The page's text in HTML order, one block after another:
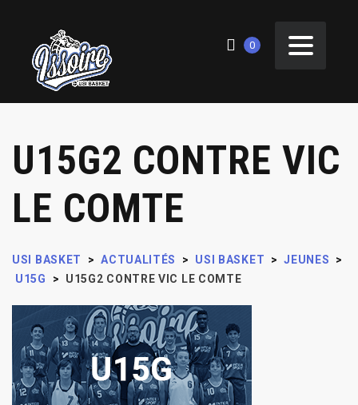
0
U15G2 CONTRE VIC
LE COMTE
USI BASKET > ACTUALITÉS > USI BASKET > JEUNES
>
U15G
> U15G2 CONTRE VIC LE COMTE